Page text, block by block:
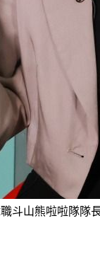
斗山熊啦啦隊隊